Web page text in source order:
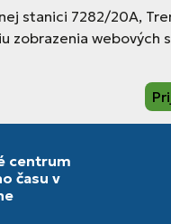
stanici 7282/20A,
zobrazenia
centrum
času v